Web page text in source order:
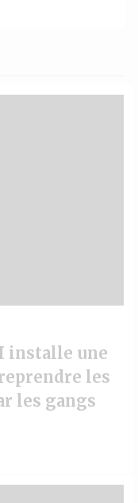
installe une
les
les gangs